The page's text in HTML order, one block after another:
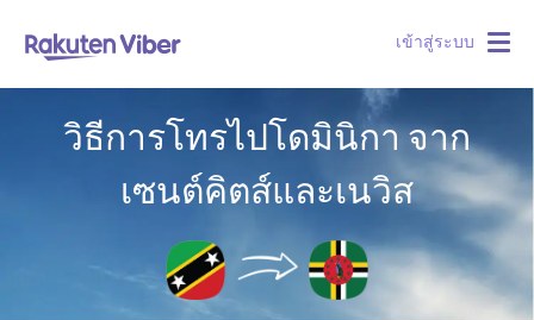
เข้าสู่ระบบ
วิธีการโทรไปโดมินิกา จาก
เซนต์คิตส์และเนวิส